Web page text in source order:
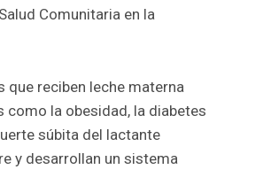
Comunitaria en la
que reciben leche materna
la obesidad, la diabetes
súbita del lactante
y desarrollan un sistema